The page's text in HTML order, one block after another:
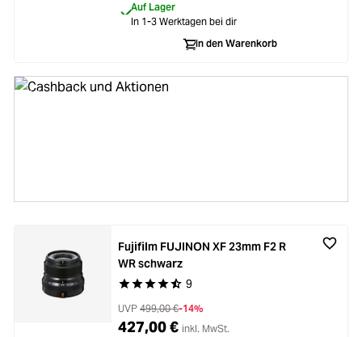
Auf Lager
In 1-3 Werktagen bei dir
In den Warenkorb
Aktuelle Rabatte entdecken und bares
Durchschnittliche Bewertung von 4.7 von 5
9
Fujifilm FUJINON XF 23mm F2 R
WR schwarz
UVP 499,00 €-14%
427,00 € inkl. MwSt.